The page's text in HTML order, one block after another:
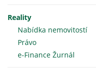
Reality
Nabídka nemovitostí
Právo
e-Finance Žurnál